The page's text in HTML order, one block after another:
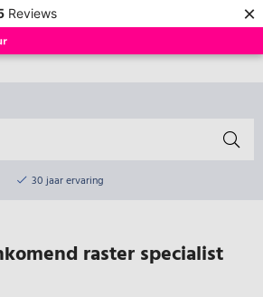
Reviews ×
0
30 jaar ervaring
Online winkel & fysieke winkelraster specialist